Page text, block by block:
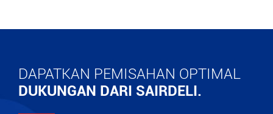
DAPATKAN PEMISAHAN OPTIMAL
DUKUNGAN DARI SAIRDELI.